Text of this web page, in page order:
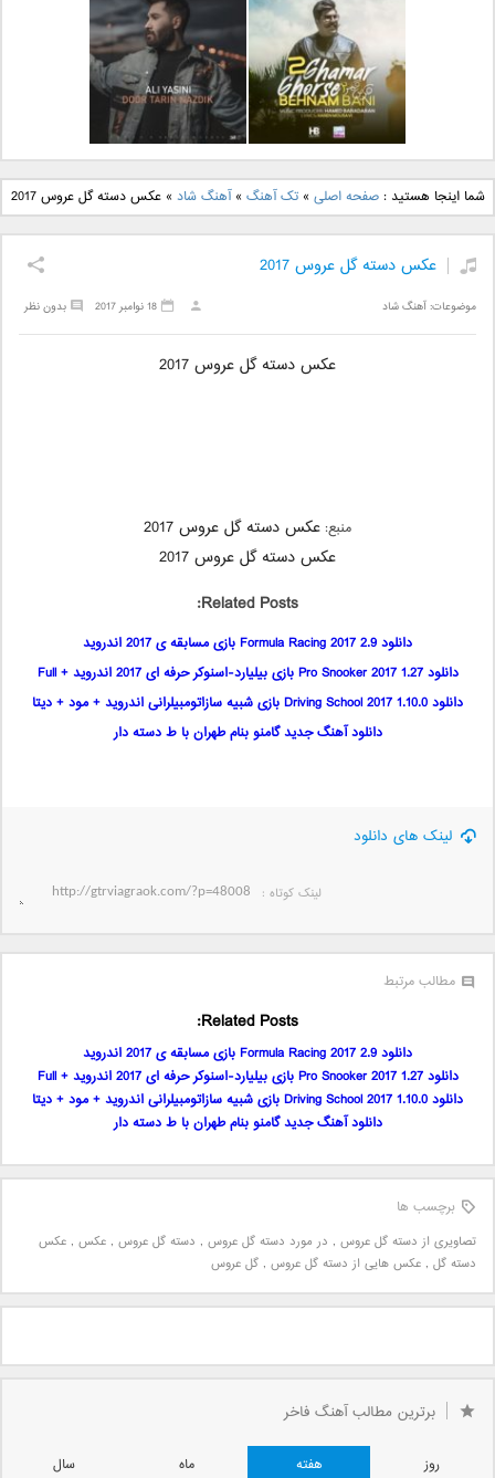
دانلود آهنگ جدید مهدی
یراحی بنام اسرار
دانلود آهنگ جدید فرزاد
فرزین بنام آتیش
دانلود آهنگ جدید بهنام
بانی بنام قرص قمر 2
دانلود آهنگ جدید علی
یاسینی بنام دورترین نزدیک
شما اینجا هستید :صفحه اصلی »تک آهنگ »آهنگ شاد »عکس دسته گل عروس 2017
عکس دسته گل عروس 2017
موضوعات:آهنگ شاد بدون نظر 18 نوامبر 2017
عکس دسته گل عروس 2017
منبع: عکس دسته گل عروس 2017
عکس دسته گل عروس 2017
Related Posts:
دانلود Formula Racing 2017 2.9 بازی مسابقه ی 2017 اندروید
دانلود Pro Snooker 2017 1.27 بازی بیلیارد-اسنوکر حرفه ای 2017 اندروید + Full
دانلود Driving School 2017 1.10.0 بازی شبیه سازاتومبیلرانی اندروید + مود + دیتا
دانلود آهنگ جدید گامنو بنام طهران با ط دسته دار
لینک های دانلود
لینک کوتاه‌ :
مطالب مرتبط
Related Posts:
دانلود Formula Racing 2017 2.9 بازی مسابقه ی 2017 اندروید
دانلود Pro Snooker 2017 1.27 بازی بیلیارد-اسنوکر حرفه ای 2017 اندروید + Full
دانلود Driving School 2017 1.10.0 بازی شبیه سازاتومبیلرانی اندروید + مود + دیتا
دانلود آهنگ جدید گامنو بنام طهران با ط دسته دار
برچسب ها
تصاویری از دسته گل عروس , در مورد دسته گل عروس , دسته گل عروس , عکس , عکس
دسته گل , عکس هایی از دسته گل عروس , گل عروس
برترین مطالب آهنگ فاخر
روز هفته ماه
سال